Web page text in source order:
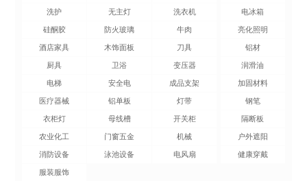
洗护 无主灯 电冰箱
洗衣机
硅酮胶 防火玻璃 亮化照明
牛肉
酒店家具 木饰面板 铝材
刀具
厨具 卫浴 润滑油
变压器
电梯 安全电 加固材料
成品支架
医疗器械 铝单板 钢笔
灯带
衣柜灯 母线槽 隔断板
开关柜
农业化工 门窗五金 户外遮阳
机械
消防设备 泳池设备 健康穿戴
电风扇
服装服饰